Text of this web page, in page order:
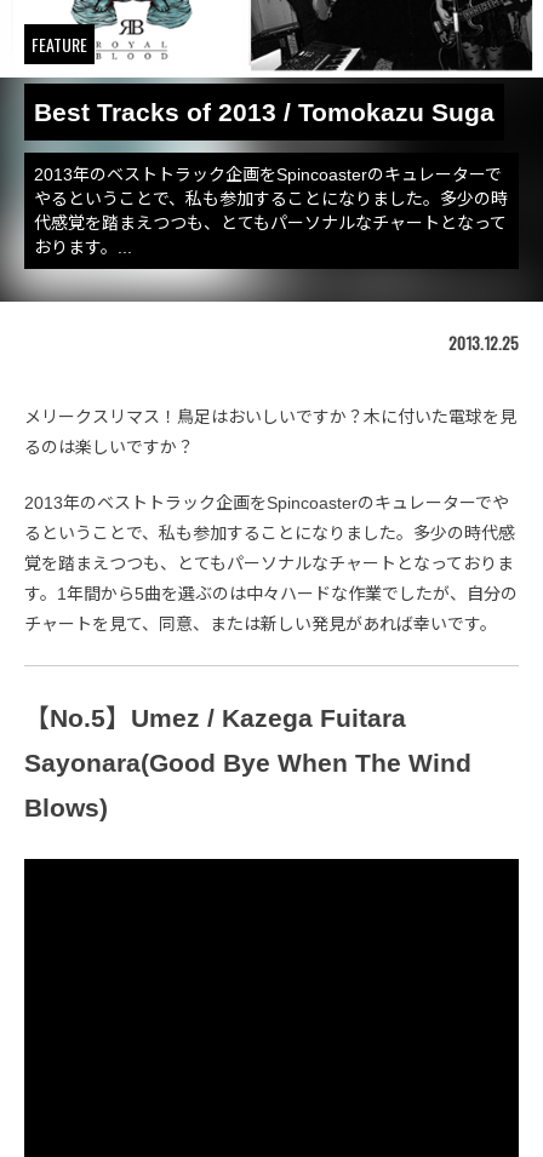
FEATURE
Best Tracks of 2013 / Tomokazu Suga
2013年のベストトラック企画をSpincoasterのキュレーターで
やるということで、私も参加することになりました。多少の時
代感覚を踏まえつつも、とてもパーソナルなチャートとなって
おります。...
2013.12.25
メリークスリマス！鳥足はおいしいですか？木に付いた電球を見
るのは楽しいですか？
2013年のベストトラック企画をSpincoasterのキュレーターでや
るということで、私も参加することになりました。多少の時代感
覚を踏まえつつも、とてもパーソナルなチャートとなっておりま
す。1年間から5曲を選ぶのは中々ハードな作業でしたが、自分の
チャートを見て、同意、または新しい発見があれば幸いです。
【No.5】Umez / Kazega Fuitara
Sayonara(Good Bye When The Wind
Blows)